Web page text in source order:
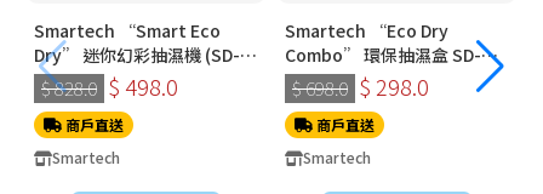
Smartech “Smart Eco
Dry” 迷你幻彩抽濕機 (SD-
1910)
$ 828.0 $ 498.0
商戶直送
Smartech
Smartech “Eco Dry
Combo” 環保抽濕盒 SD-
3321
$ 698.0 $ 298.0
商戶直送
Smartech